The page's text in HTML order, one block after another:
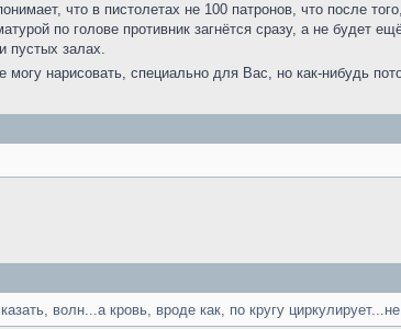
что в пистолетах не 100 патронов, что после
по голове противник загнётся сразу, а не будет
пустых залах.
нарисовать, специально для Вас, но как-нибудь
волн...а кровь, вроде как, по кругу